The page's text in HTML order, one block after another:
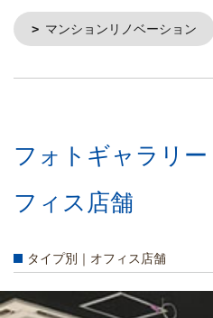
マンションリノベーション
フォトギャラリ
フィス店舗
タイプ別｜オフィス店舗